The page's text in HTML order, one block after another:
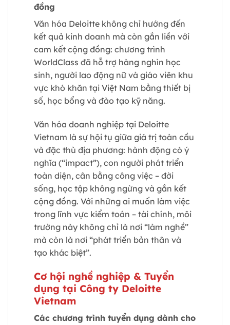
đồng
Văn hóa Deloitte không chỉ hướng đến
kết quả kinh doanh mà còn gắn liền với
cam kết cộng đồng: chương trình
WorldClass đã hỗ trợ hàng nghìn học
sinh, người lao động nữ và giáo viên khu
vực khó khăn tại Việt Nam bằng thiết bị
số, học bổng và đào tạo kỹ năng.
Văn hóa doanh nghiệp tại Deloitte
Vietnam là sự hội tụ giữa giá trị toàn cầu
và đặc thù địa phương: hành động có ý
nghĩa (“impact”), con người phát triển
toàn diện, cân bằng công việc – đời
sống, học tập không ngừng và gắn kết
cộng đồng. Với những ai muốn làm việc
trong lĩnh vực kiểm toán – tài chính, môi
trường này không chỉ là nơi “làm nghề”
mà còn là nơi “phát triển bản thân và
tạo khác biệt”.
Cơ hội nghề nghiệp & Tuyển
dụng tại Công ty Deloitte
Vietnam
Các chương trình tuyển dụng dành cho